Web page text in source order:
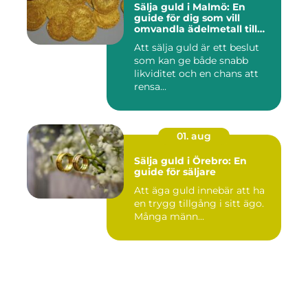
Sälja guld i Malmö: En
guide för dig som vill
omvandla ädelmetall till
Att sälja guld är ett beslut
som kan ge både snabb
likviditet och en chans att
rensa...
01. aug
Sälja guld i Örebro: En
guide för säljare
Att äga guld innebär att ha
en trygg tillgång i sitt ägo.
Många männ...